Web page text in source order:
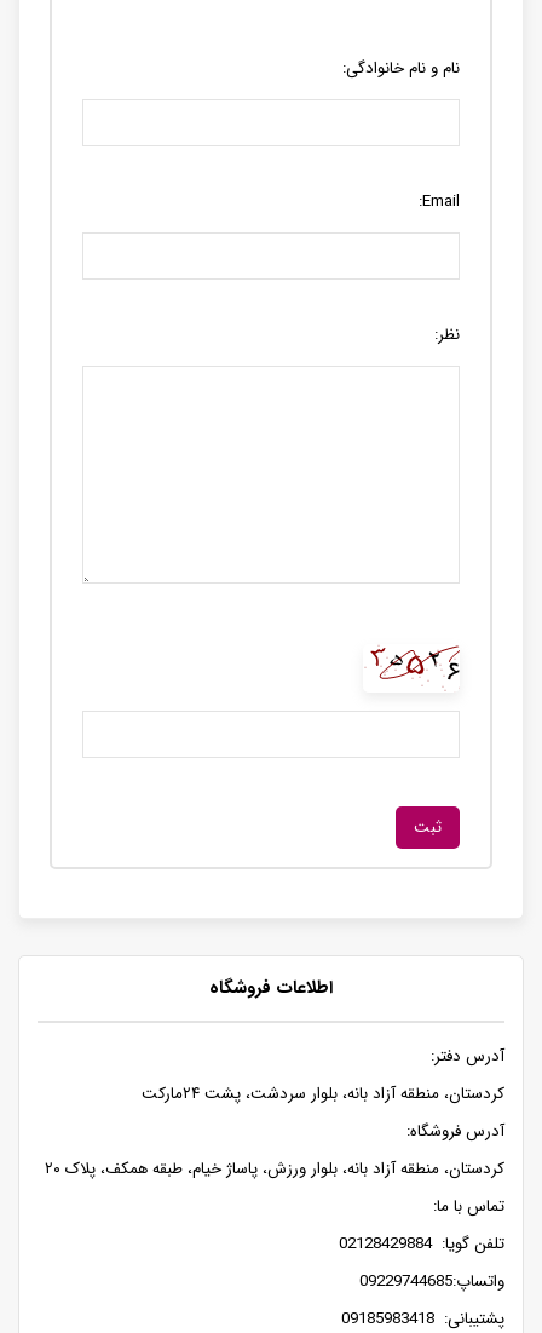
نام و نام خانوادگی:
Email:
نظر:
اطلاعات فروشگاه
آدرس دفتر:
کردستان، منطقه آزاد بانه، بلوار سردشت، پشت ۲۴مارکت
آدرس فروشگاه:
کردستان، منطقه آزاد بانه، بلوار ورزش، پاساژ خیام، طبقه همکف، پلاک ۲۰
تماس با ما:
تلفن گویا: 02128429884
واتساپ:09229744685
پشتیبانی: 09185983418